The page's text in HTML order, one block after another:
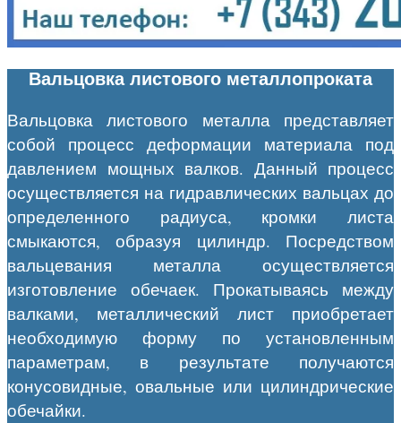
Вальцовка листового металлопроката
Вальцовка листового металла представляет
собой процесс деформации материала под
давлением мощных валков. Данный процесс
осуществляется на гидравлических вальцах до
определенного радиуса, кромки листа
смыкаются, образуя цилиндр. Посредством
вальцевания металла осуществляется
изготовление обечаек. Прокатываясь между
валками, металлический лист приобретает
необходимую форму по установленным
параметрам, в результате получаются
конусовидные, овальные или цилиндрические
обечайки.